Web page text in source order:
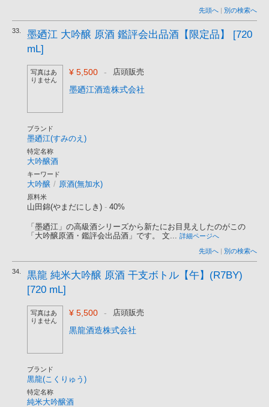
先頭へ | 別の検索へ
33.
墨廼江 大吟醸 原酒 鑑評会出品酒【限定品】 [720
mL]
写真はあ
りません
¥ 5,500 - 店頭販売
墨廼江酒造株式会社
ブランド
墨廼江(すみのえ)
特定名称
大吟醸酒
キーワード
大吟醸 / 原酒(無加水)
原料米
山田錦(やまだにしき) - 40%
「墨廼江」の高級酒シリーズから新たにお目見えしたのがこの
「大吟醸原酒・鑑評会出品酒」です。 文... 詳細ページへ
先頭へ | 別の検索へ
34.
黒龍 純米大吟醸 原酒 干支ボトル【午】(R7BY)
[720 mL]
写真はあ
りません
¥ 5,500 - 店頭販売
黒龍酒造株式会社
ブランド
黒龍(こくりゅう)
特定名称
純米大吟醸酒